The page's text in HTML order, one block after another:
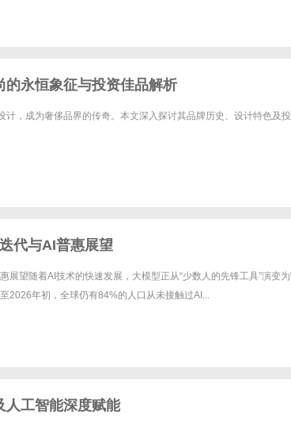
的永恒象征与投资佳品解析
计，成为奢侈品界的传奇。本文深入探讨其品牌历史、设计特色及
代与AI普惠展望
展望随着AI技术的快速发展，大模型正从“少数人的先锋工具”演变为
2026年初，全球仍有84%的人口从未接触过AI...
人工智能深度赋能